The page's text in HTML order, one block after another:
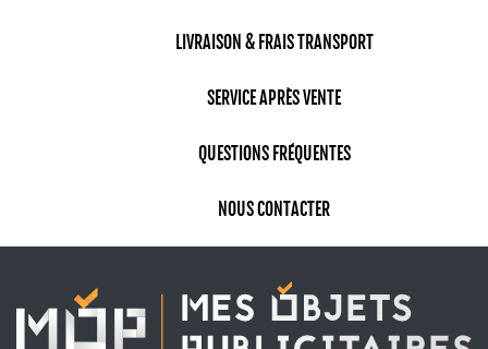
LIVRAISON & FRAIS TRANSPORT
SERVICE APRÈS VENTE
QUESTIONS FRÉQUENTES
NOUS CONTACTER